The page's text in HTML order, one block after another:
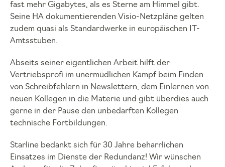
fast mehr Gigabytes, als es Sterne am Himmel gibt.
Seine HA dokumentierenden Visio-Netzpläne gelten
zudem quasi als Standardwerke in europäischen IT-
Amtsstuben.
Abseits seiner eigentlichen Arbeit hilft der
Vertriebsprofi im unermüdlichen Kampf beim Finden
von Schreibfehlern in Newslettern, dem Einlernen von
neuen Kollegen in die Materie und gibt überdies auch
gerne in der Pause den unbedarften Kollegen
technische Fortbildungen.
Starline bedankt sich für 30 Jahre beharrlichen
Einsatzes im Dienste der Redundanz! Wir wünschen